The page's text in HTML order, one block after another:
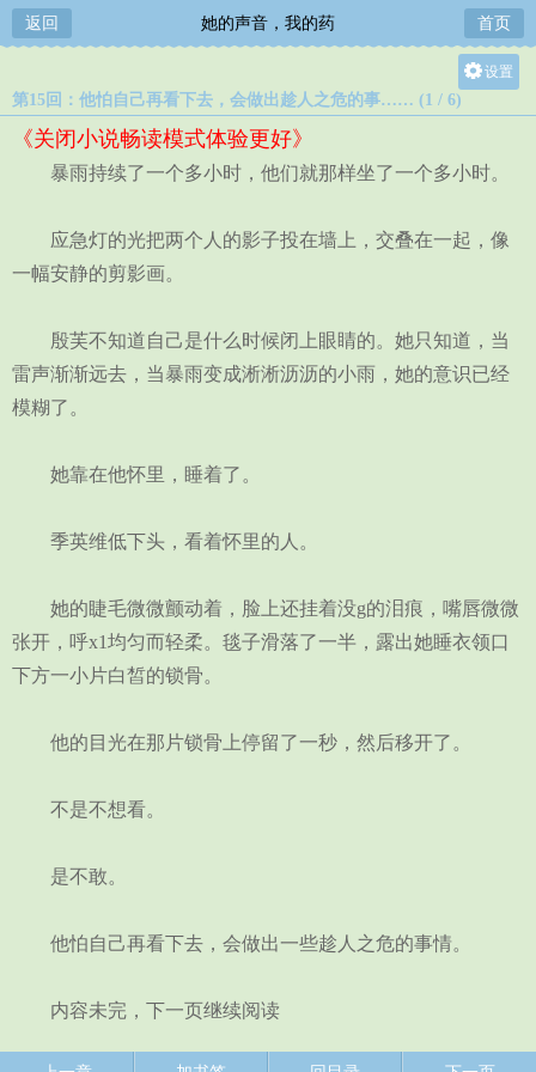
返回 她的声音，我的药 首页
设置
中
第15回：他怕自己再看下去，会做出趁人之危的事…… (1 / 6)
《关闭小说畅读模式体验更好》
暴雨持续了一个多小时，他们就那样坐了一个多小时。
应急灯的光把两个人的影子投在墙上，交叠在一起，像
一幅安静的剪影画。
殷芙不知道自己是什么时候闭上眼睛的。她只知道，当
雷声渐渐远去，当暴雨变成淅淅沥沥的小雨，她的意识已经
模糊了。
她靠在他怀里，睡着了。
季英维低下头，看着怀里的人。
她的睫毛微微颤动着，脸上还挂着没g的泪痕，嘴唇微微
张开，呼x1均匀而轻柔。毯子滑落了一半，露出她睡衣领口
下方一小片白皙的锁骨。
他的目光在那片锁骨上停留了一秒，然后移开了。
不是不想看。
是不敢。
他怕自己再看下去，会做出一些趁人之危的事情。
内容未完，下一页继续阅读